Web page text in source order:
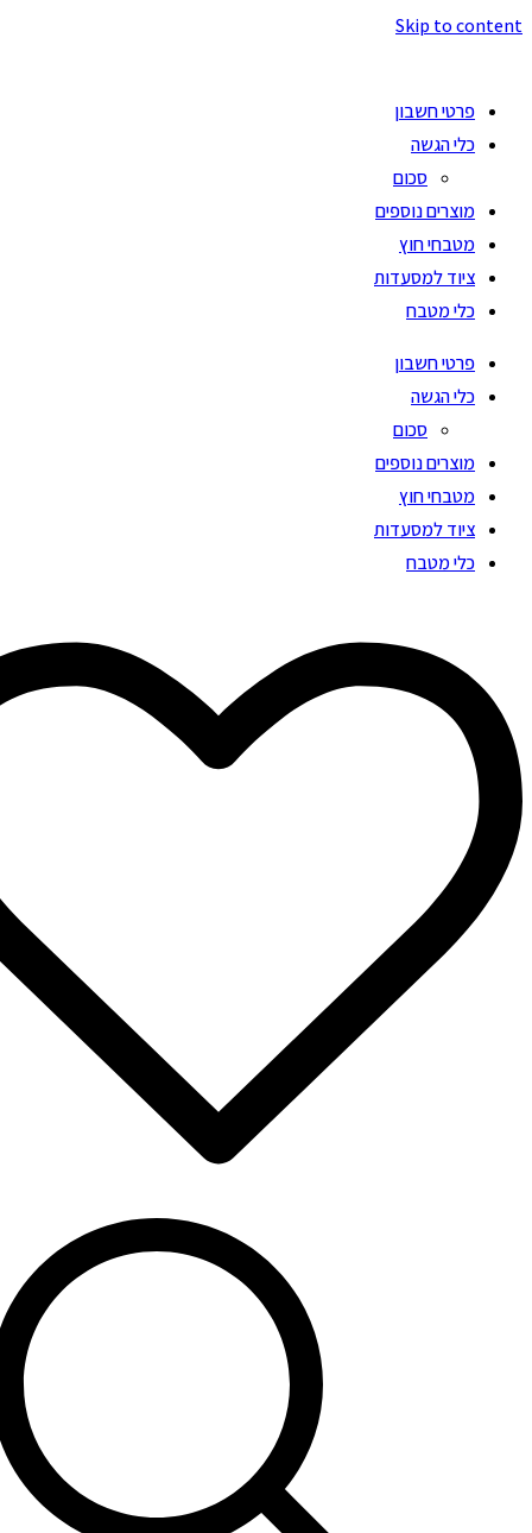
Skip to content
פרטי חשבון
כלי הגשה
סכום
מוצרים נוספים
מטבחי חוץ
ציוד למסעדות
כלי מטבח
פרטי חשבון
כלי הגשה
סכום
מוצרים נוספים
מטבחי חוץ
ציוד למסעדות
כלי מטבח